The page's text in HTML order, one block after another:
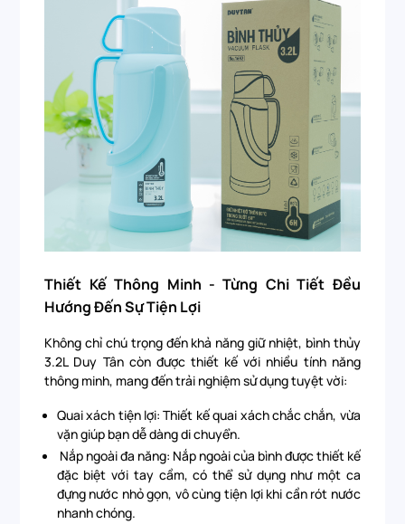
Thiết Kế Thông Minh - Từng Chi Tiết Đều
Hướng Đến Sự Tiện Lợi
Không chỉ chú trọng đến khả năng giữ nhiệt, bình thủy
3.2L Duy Tân còn được thiết kế với nhiều tính năng
thông minh, mang đến trải nghiệm sử dụng tuyệt vời:
Quai xách tiện lợi: Thiết kế quai xách chắc chắn, vừa
vặn giúp bạn dễ dàng di chuyển.
Nắp ngoài đa năng: Nắp ngoài của bình được thiết kế
đặc biệt với tay cầm, có thể sử dụng như một ca
đựng nước nhỏ gọn, vô cùng tiện lợi khi cần rót nước
nhanh chóng.